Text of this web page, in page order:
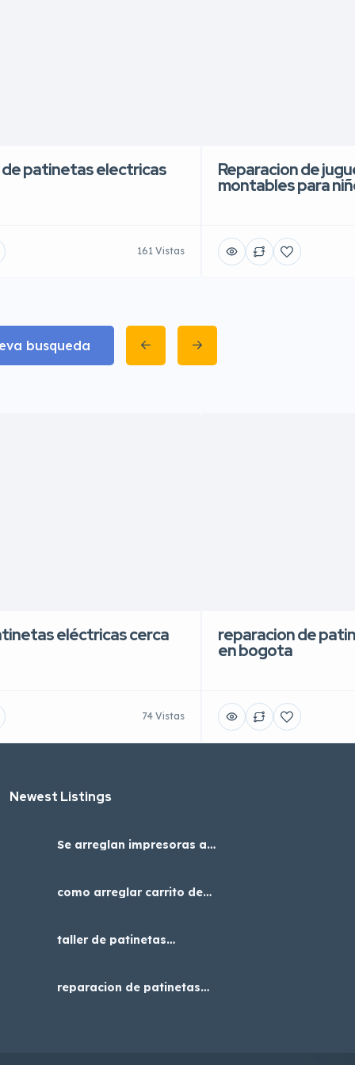
patinetas electricas
161 Vistas
Reparacion de
montables para
busqueda
eléctricas cerca
74 Vistas
reparacion de
en bogota
Newest Listings​
Se arreglan impresoras a4
como arreglar carrito de
taller de patinetas
reparacion de patinetas